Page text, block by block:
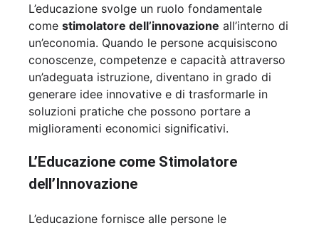
L’educazione svolge un ruolo fondamentale
come stimolatore dell’innovazione all’interno di
un’economia. Quando le persone acquisiscono
conoscenze, competenze e capacità attraverso
un’adeguata istruzione, diventano in grado di
generare idee innovative e di trasformarle in
soluzioni pratiche che possono portare a
miglioramenti economici significativi.
L’Educazione come Stimolatore
dell’Innovazione
L’educazione fornisce alle persone le